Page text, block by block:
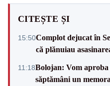
CITEȘTE ȘI
15:50Complot dejucat în
că plănuiau
11:18Bolojan: Vom
săptămâni un